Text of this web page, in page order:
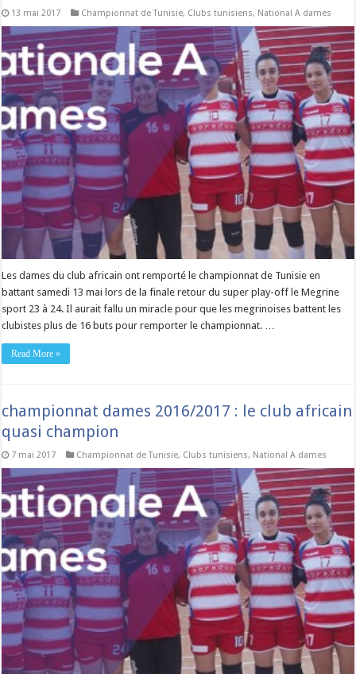
13 mai 2017 Championnat de Tunisie, Clubs tunisiens, National A dames
Les dames du club africain ont remporté le championnat de Tunisie en
battant samedi 13 mai lors de la finale retour du super play-off le Megrine
sport 23 à 24. Il aurait fallu un miracle pour que les megrinoises battent les
clubistes plus de 16 buts pour remporter le championnat. …
Read More »
championnat dames 2016/2017 : le club africain
quasi champion
7 mai 2017 Championnat de Tunisie, Clubs tunisiens, National A dames